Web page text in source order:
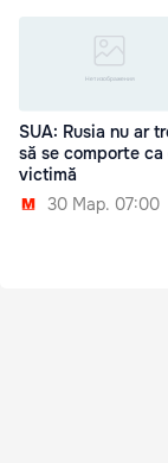
SUA: Rusia nu ar
să se comporte ca
victimă
30 Мар. 07:00